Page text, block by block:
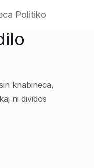
Politiko
knabineca,
ni dividos